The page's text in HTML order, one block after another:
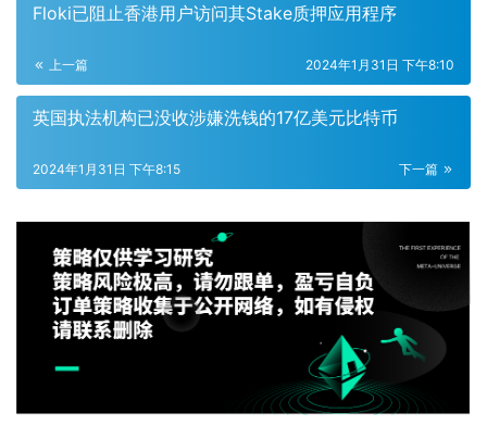
Floki已阻止香港用户访问其Stake质押应用程序
上一篇 2024年1月31日 下午8:10
英国执法机构已没收涉嫌洗钱的17亿美元比特币
下一篇
2024年1月31日 下午8:15